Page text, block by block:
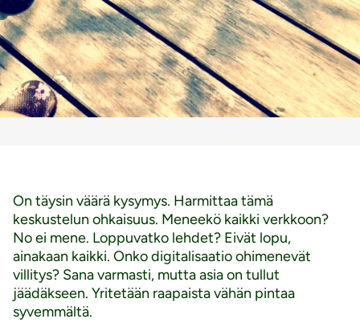
On täysin väärä kysymys. Harmittaa tämä
keskustelun ohkaisuus. Meneekö kaikki verkkoon?
No ei mene. Loppuvatko lehdet? Eivät lopu,
ainakaan kaikki. Onko digitalisaatio ohimenevät
villitys? Sana varmasti, mutta asia on tullut
jäädäkseen. Yritetään raapaista vähän pintaa
syvemmältä.